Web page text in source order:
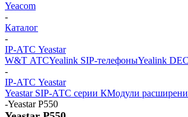
Yeacom
-
Каталог
-
IP-АТС Yeastar
W&T АТСYealink SIP-телефоныYealink
-
IP-АТС Yeastar
Yeastar SIP-АТС серии КМодули
-Yeastar P550